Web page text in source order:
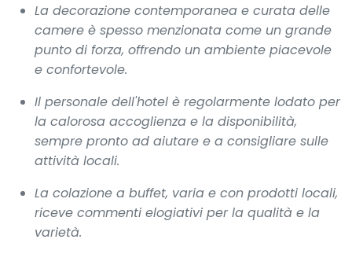
La decorazione contemporanea e curata delle
camere è spesso menzionata come un grande
punto di forza, offrendo un ambiente piacevole
e confortevole.
Il personale dell'hotel è regolarmente lodato per
la calorosa accoglienza e la disponibilità,
sempre pronto ad aiutare e a consigliare sulle
attività locali.
La colazione a buffet, varia e con prodotti locali,
riceve commenti elogiativi per la qualità e la
varietà.